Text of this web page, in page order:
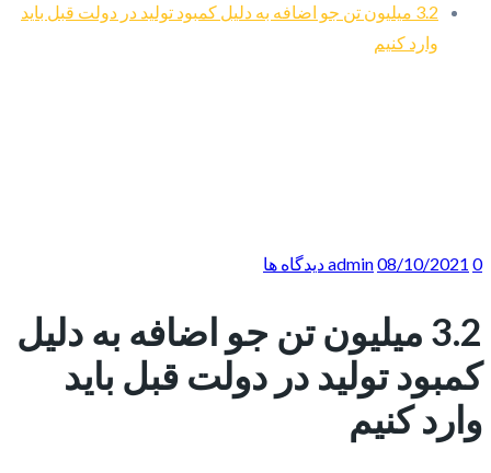
3.2 میلیون تن جو اضافه به دلیل کمبود تولید در دولت قبل باید
وارد کنیم
admin08/10/2021 0 دیدگاه ها
3.2 میلیون تن جو اضافه به دلیل
کمبود تولید در دولت قبل باید
وارد کنیم